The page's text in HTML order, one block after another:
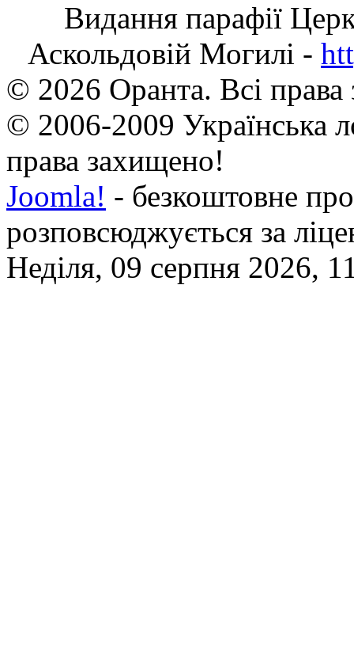
Видання парафії
Аскольдовій Могилі -
© 2026 Оранта. Всі
© 2006-2009 Українська
права захищено!
Joomla! - безкоштовне
розповсюджується за
Неділя, 09 серпня 2026,